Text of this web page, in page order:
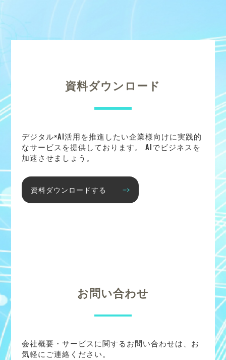
資料ダウンロード
デジタル×AI活用を推進したい企業様向けに実践的
なサービスを提供しております。 AIでビジネスを
加速させましょう。
資料ダウンロードする
お問い合わせ
会社概要・サービスに関するお問い合わせは、お
気軽にご連絡ください。